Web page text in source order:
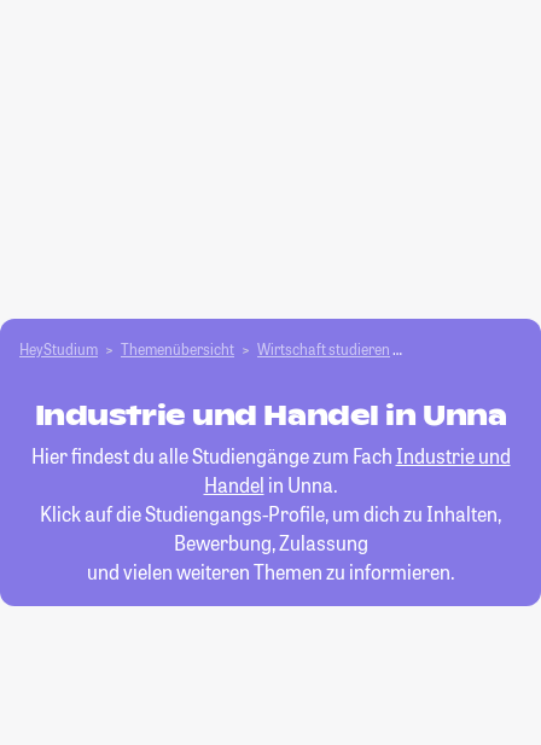
HeyStudium Themenübersicht Wirtschaft studieren
Industrie und Handel in Unna
Hier findest du alle Studiengänge zum Fach Industrie und
Handel in Unna.
Klick auf die Studiengangs-Profile, um dich zu Inhalten,
Bewerbung, Zulassung
und vielen weiteren Themen zu informieren.